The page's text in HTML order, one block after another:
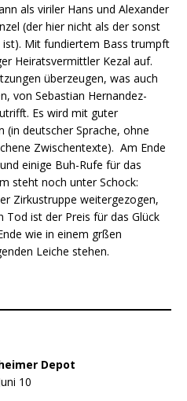
als viriler Hans und Alexander
(der hier nicht als der sonst
Mit fundiertem Bass trumpft
Heiratsvermittler Kezal auf.
überzeugen, was auch
von Sebastian Hernandez-
Es wird mit guter
(in deutscher Sprache, ohne
Zwischentexte). Am Ende
einige Buh-Rufe für das
steht noch unter Schock:
Zirkustruppe weitergezogen,
Tod ist der Preis für das Glück
wie in einem grßen
Leiche stehen.
Depot
10